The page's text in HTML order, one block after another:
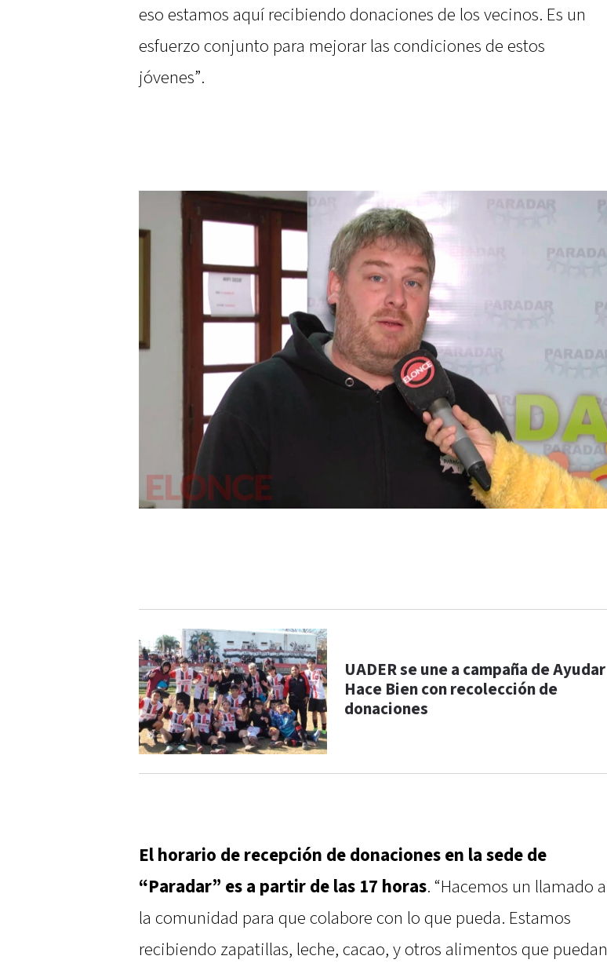
eso estamos aquí recibiendo donaciones de los vecinos. Es un
esfuerzo conjunto para mejorar las condiciones de estos
jóvenes”.
UADER se une a campaña de Ayudar
Hace Bien con recolección de
donaciones
El horario de recepción de donaciones en la sede de
“Paradar” es a partir de las 17 horas. “Hacemos un llamado a
la comunidad para que colabore con lo que pueda. Estamos
recibiendo zapatillas, leche, cacao, y otros alimentos que puedan